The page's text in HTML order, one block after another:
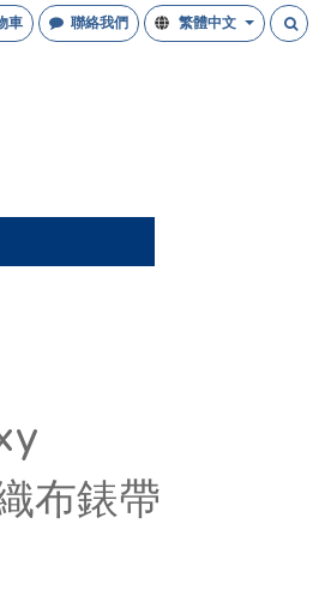
車 聯絡我們 繁體中文
布錶帶